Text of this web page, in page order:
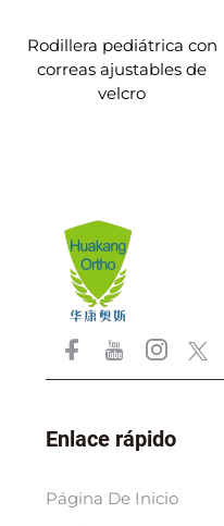
Rodillera pediátrica con
correas ajustables de
velcro
Enlace rápido
Página De Inicio